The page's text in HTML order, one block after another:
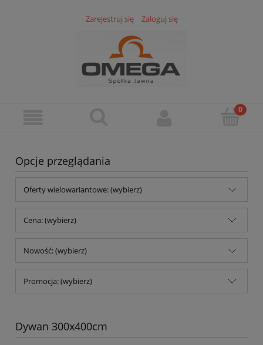
Zarejestruj się Zaloguj się
Opcje przeglądania
Oferty wielowariantowe: (wybierz)
Cena: (wybierz)
Nowość: (wybierz)
Promocja: (wybierz)
Dywan 300x400cm